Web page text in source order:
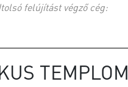
felújítást végző cég:
TEMPLOM